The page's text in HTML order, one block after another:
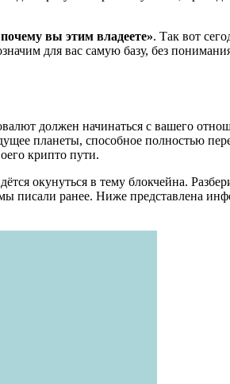
вы этим владеете». Так вот
для вас самую базу, без
должен начинаться с вашего
планеты, способное полностью
крипто пути.
окунуться в тему блокчейна.
писали ранее. Ниже представлена